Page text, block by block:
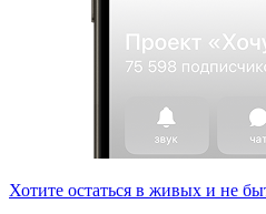
Хотите остаться в живых и не